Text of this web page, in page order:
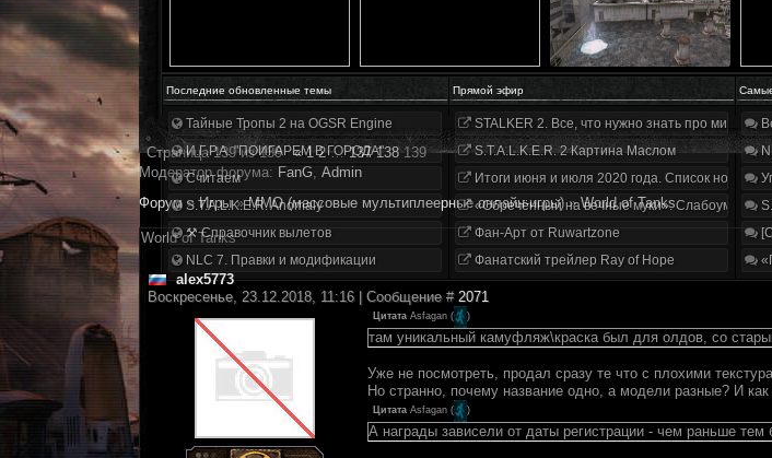
Последние обновленные темы Прямой эфир
Тайные Тропы 2 на OGSR Engine
И.Г.Р.А. "ПОИГАРЕМ В ГОРОДА"
Считаем
S.T.A.L.K.E.R. Anomaly
⚒ Справочник вылетов
NLC 7. Правки и модификации
STALKER 2. Все, что нужно знать про мир,
S.T.A.L.K.E.R. 2 Картина Маслом
Итоги июня и июля 2020 года. Список
«Обречённый на вечные муки». Слабоумие и
Фан-Арт от Ruwartzone
Фанатский трейлер Ray of Hope
Страница139из139 « 1 2 … 137 138 139
Модератор форума: FanG, Аdmin
Форум » Игры » MMО (массовые мультиплеерные онлайн-игры) » World of Tanks
World of Tanks
alex5773
Воскресенье, 23.12.2018, 11:16 | Сообщение # 2071
Цитата Asfagan ( )
там уникальный камуфляж\краска был для олдов, со
Уже не посмотреть, продал сразу те что с плохими
Но странно, почему название одно, а модели разные? И
Цитата Asfagan ( )
А награды зависели от даты регистрации - чем раньше